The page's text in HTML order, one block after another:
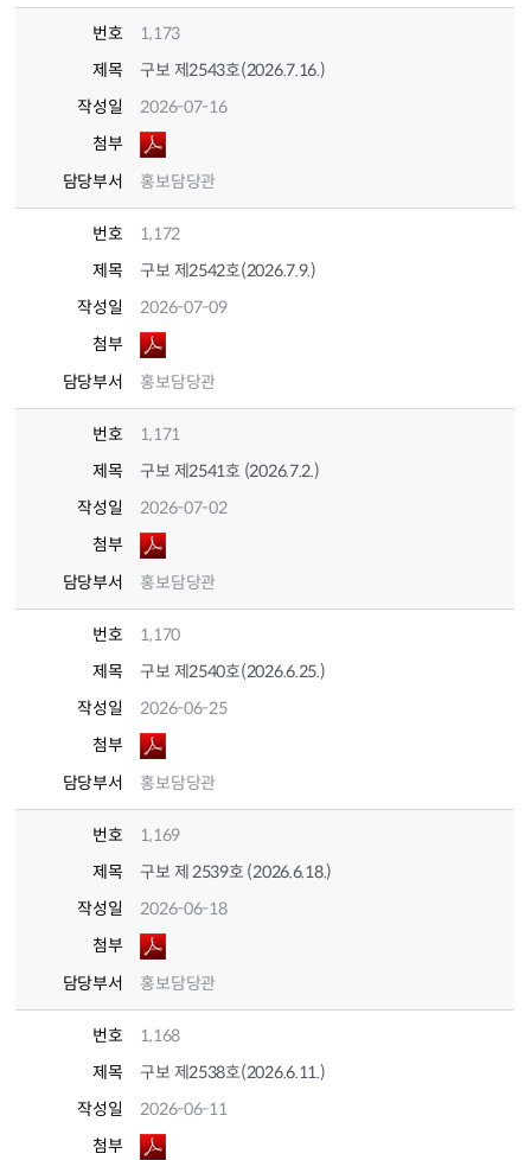
번호
1,173
제목
구보 제2543호(2026.7.16.)
작성일
2026-07-16
첨부
담당부서
홍보담당관
번호
1,172
제목
구보 제2542호(2026.7.9.)
작성일
2026-07-09
첨부
담당부서
홍보담당관
번호
1,171
제목
구보 제2541호 (2026.7.2.)
작성일
2026-07-02
첨부
담당부서
홍보담당관
번호
1,170
제목
구보 제2540호(2026.6.25.)
작성일
2026-06-25
첨부
담당부서
홍보담당관
번호
1,169
제목
구보 제 2539호 (2026.6.18.)
작성일
2026-06-18
첨부
담당부서
홍보담당관
번호
1,168
제목
구보 제2538호(2026.6.11.)
작성일
2026-06-11
첨부